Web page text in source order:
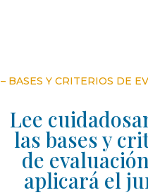
– BASES Y CRITERIOS DE
Lee
las bases y
de
aplicará el